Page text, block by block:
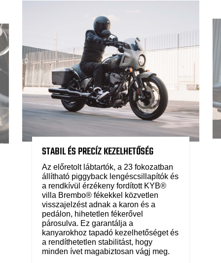
STABIL ÉS PRECÍZ KEZELHETŐSÉG
Az előretolt lábtartók, a 23 fokozatban
állítható piggyback lengéscsillapítók és
a rendkívül érzékeny fordított KYB®
villa Brembo® fékekkel közvetlen
visszajelzést adnak a karon és a
pedálon, hihetetlen fékerővel
párosulva. Ez garantálja a
kanyarokhoz tapadó kezelhetőséget és
a rendíthetetlen stabilitást, hogy
minden ívet magabiztosan vágj meg.